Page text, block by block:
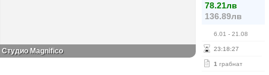
78.21лв
136.89лв
6.01 - 21.08
23:18:27
1 грабнат
Студио Magnifico